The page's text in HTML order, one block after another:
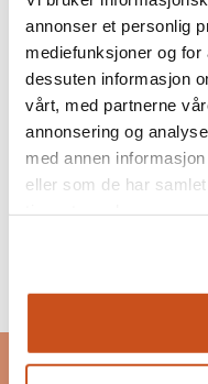
annonser et personlig
mediefunksjoner og
dessuten informasjon
vårt, med partnerne
annonsering og
med annen
eller som de har
Oppbyggingen